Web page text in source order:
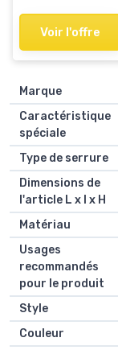
Voir l'offre
Marque
Caractéristique
spéciale
Type de serrure
Dimensions de
l'article L x l x H
Matériau
Usages
recommandés
pour le produit
Style
Couleur